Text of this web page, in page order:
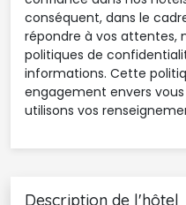
conséquent, dans le
répondre à vos attentes,
politiques de
informations. Cette
engagement envers
utilisons vos
Description de l'hôtel